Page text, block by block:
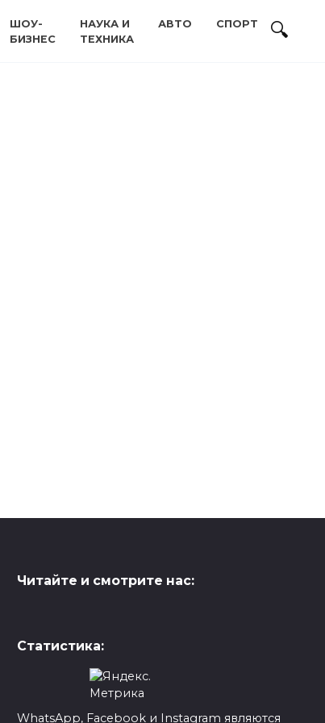
ШОУ-
БИЗНЕС
НАУКА И
ТЕХНИКА
АВТО СПОРТ
Читайте и смотрите нас:
Статистика:
WhatsApp, Facebook и Instagram являются